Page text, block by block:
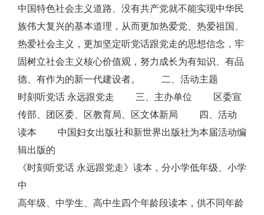
中国特色社会主义道路、没有共产党就不能实现中华民
族伟大复兴的基本道理，从而更加热爱党、热爱祖国、
热爱社会主义，更加坚定听党话跟党走的思想信念，牢
固树立社会主义核心价值观，努力成长为有知识、有品
德、有作为的新一代建设者。 二、活动主题
时刻听党话 永远跟党走 三、主办单位 区委宣
传部、团区委、区教育局、区文体新局 四、活动
读本 中国妇女出版社和新世界出版社为本届活动编
辑出版的
《时刻听党话 永远跟党走》读本，分小学低年级、小学
中
高年级、中学生、高中生四个年龄段读本，供不同年龄